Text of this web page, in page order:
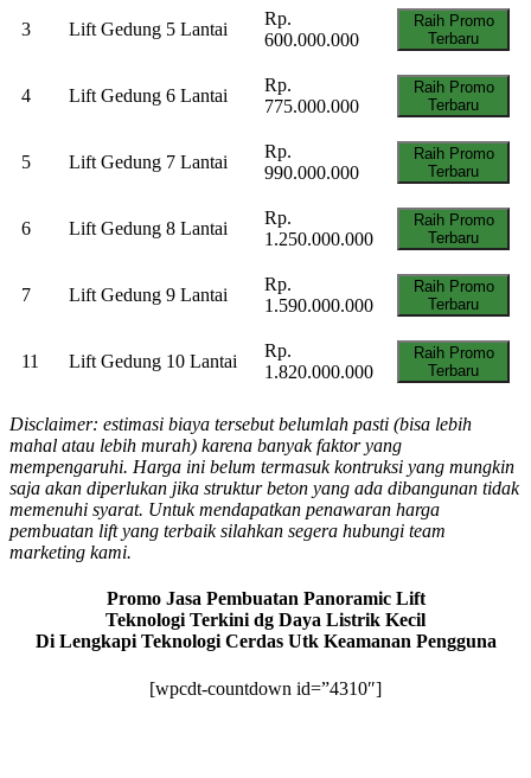
3 Lift Gedung 5 Lantai
Rp.
600.000.000
Raih Promo
Terbaru
4 Lift Gedung 6 Lantai
Rp.
775.000.000
Raih Promo
Terbaru
5 Lift Gedung 7 Lantai
Rp.
990.000.000
Raih Promo
Terbaru
6 Lift Gedung 8 Lantai
Rp.
1.250.000.000
Raih Promo
Terbaru
7 Lift Gedung 9 Lantai
Rp.
1.590.000.000
Raih Promo
Terbaru
11 Lift Gedung 10 Lantai
Rp.
1.820.000.000
Raih Promo
Terbaru
Disclaimer: estimasi biaya tersebut belumlah pasti (bisa lebih
mahal atau lebih murah) karena banyak faktor yang
mempengaruhi. Harga ini belum termasuk kontruksi yang mungkin
saja akan diperlukan jika struktur beton yang ada dibangunan tidak
memenuhi syarat. Untuk mendapatkan penawaran harga
pembuatan lift yang terbaik silahkan segera hubungi team
marketing kami.
Promo Jasa Pembuatan Panoramic Lift
Teknologi Terkini dg Daya Listrik Kecil
Di Lengkapi Teknologi Cerdas Utk Keamanan Pengguna
[wpcdt-countdown id=”4310″]